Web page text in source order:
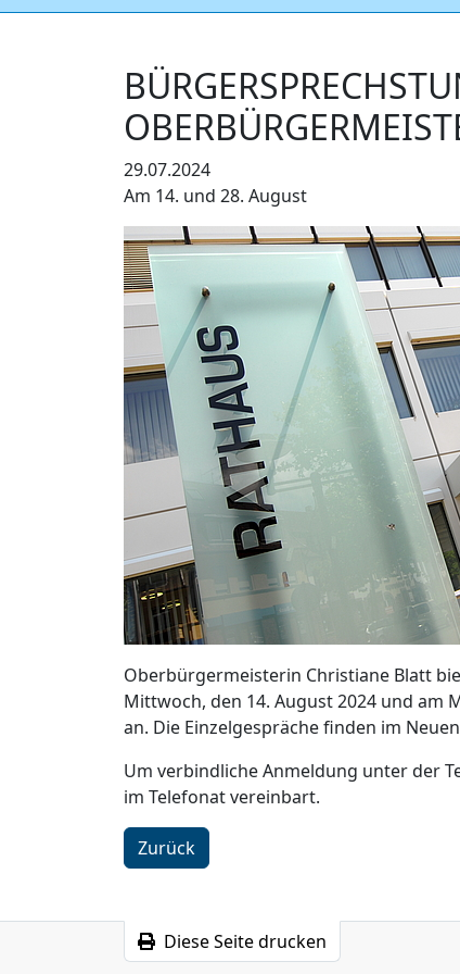
29.07.2024
Am 14. und 28. August
Oberbürgermeisterin Christiane Blatt
Mittwoch, den 14. August 2024 und am
an. Die Einzelgespräche finden im
Um verbindliche Anmeldung unter der
im Telefonat vereinbart.
Zurück
Diese Seite drucken